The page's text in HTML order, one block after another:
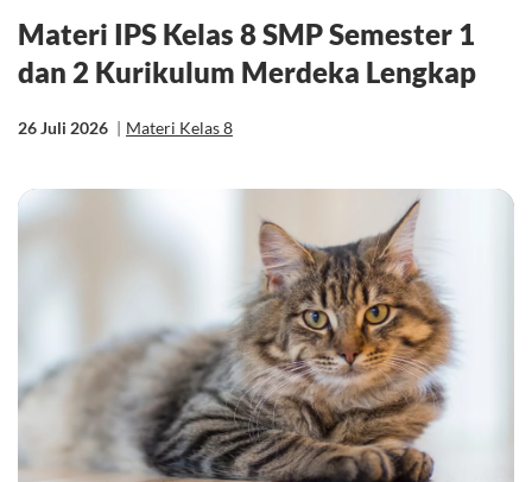
Materi IPS Kelas 8 SMP Semester 1
dan 2 Kurikulum Merdeka Lengkap
26 Juli 2026 | Materi Kelas 8